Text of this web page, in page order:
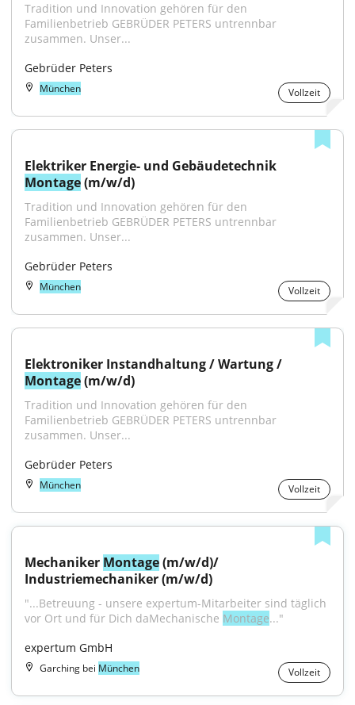
Tradition und Innovation gehören für den
Familienbetrieb GEBRÜDER PETERS untrennbar
zusammen. Unser...
Gebrüder Peters
München Vollzeit
Montage (m/w/d)
Tradition und Innovation gehören für den
Familienbetrieb GEBRÜDER PETERS untrennbar
zusammen. Unser...
Gebrüder Peters
München Vollzeit
Montage (m/w/d)
Tradition und Innovation gehören für den
Familienbetrieb GEBRÜDER PETERS untrennbar
zusammen. Unser...
Gebrüder Peters
München Vollzeit
Mechaniker Montage (m/w/d)/
Industriemechaniker (m/w/d)
"...Betreuung - unsere expertum-Mitarbeiter sind täglich
vor Ort und für Dich daMechanische Montage..."
expertum GmbH
Garching bei München Vollzeit